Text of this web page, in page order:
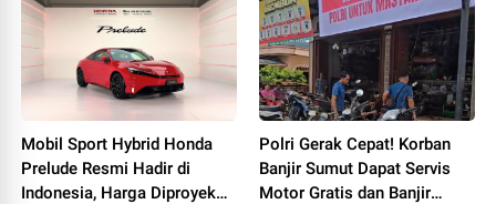
Mobil Sport Hybrid Honda
Prelude Resmi Hadir di
Indonesia, Harga Diproyeksi
Polri Gerak Cepat! Korban
Banjir Sumut Dapat Servis
Motor Gratis dan Banjir